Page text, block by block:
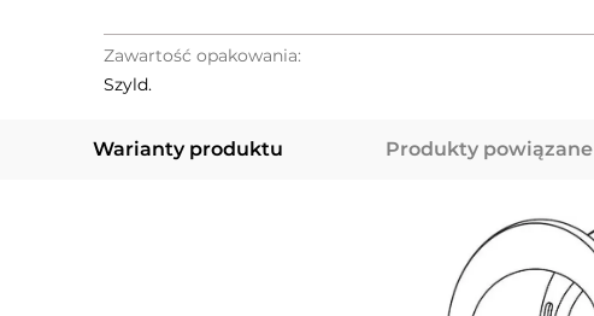
Zawartość opakowania:
Szyld.
Warianty produktu Produkty powiązane